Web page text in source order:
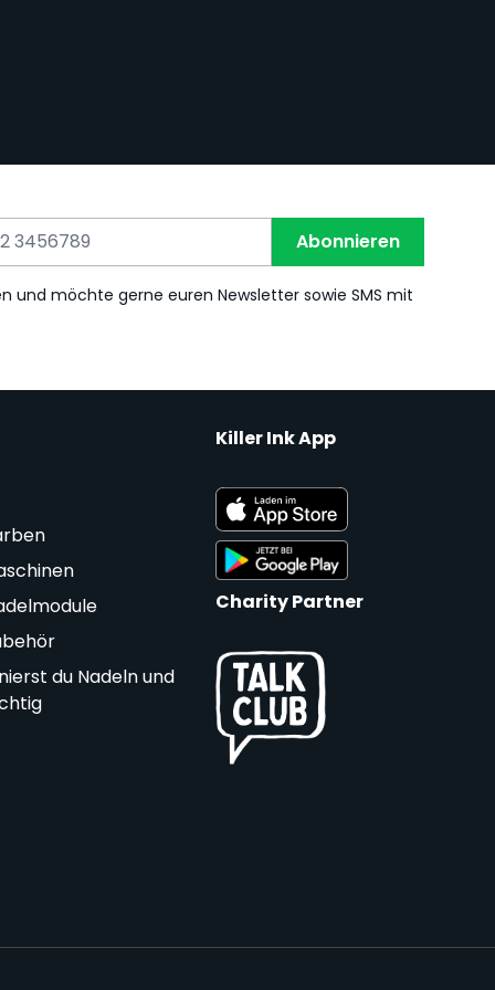
Abonnieren
und möchte gerne euren Newsletter sowie SMS mit
du Nadeln und
Killer Ink App
Charity Partner